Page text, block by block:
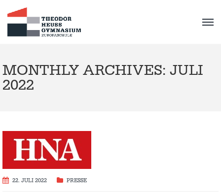
MONTHLY ARCHIVES: JULI
2022
22. JULI 2022 PRESSE